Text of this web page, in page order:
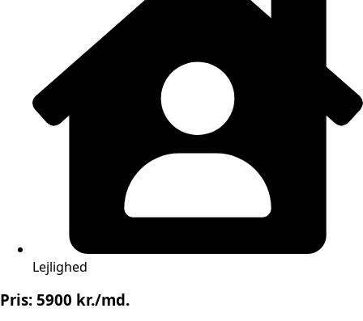
Lejlighed
Pris: 5900 kr./md.